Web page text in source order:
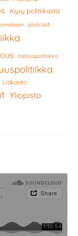
Kysy politiikasta
podcast
talouspolitiikka
Uskonto
Yliopisto